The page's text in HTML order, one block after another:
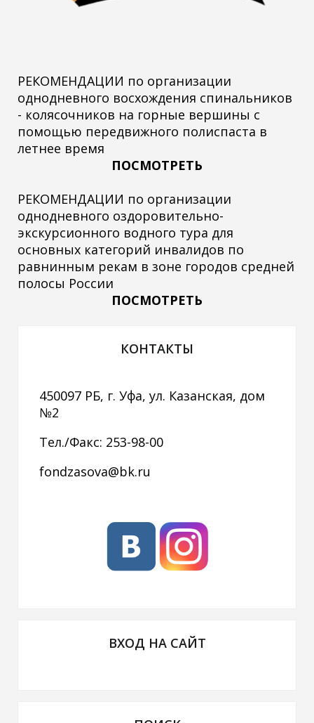
РЕКОМЕНДАЦИИ по организации
однодневного восхождения спинальников
- колясочников на горные вершины с
помощью передвижного полиспаста в
летнее время
ПОСМОТРЕТЬ
РЕКОМЕНДАЦИИ по организации
однодневного оздоровительно-
экскурсионного водного тура для
основных категорий инвалидов по
равнинным рекам в зоне городов средней
полосы России
ПОСМОТРЕТЬ
КОНТАКТЫ
450097 РБ, г. Уфа, ул. Казанская, дом
№2
Тел./Факс: 253-98-00
fondzasova@bk.ru
ВХОД НА САЙТ